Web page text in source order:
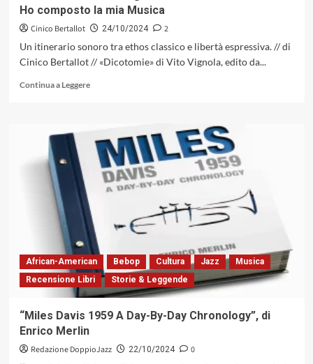
Ho composto la mia Musica
Cinico Bertallot 24/10/2024
2
Un itinerario sonoro tra ethos classico e libertà espressiva. // di
Cinico Bertallot // «Dicotomie» di Vito Vignola, edito da...
Continua a LeggereLeggi
«Dicotomie»
di
Vito
Vignola.
scritto
la
mia
Anima.
Ho
composto
la
mia
African-American Bebop Cultura Jazz
Musica
Recensione Libri
Storie & Leggende
“Miles Davis 1959 A Day-By-Day Chronology”, di
Enrico Merlin
Redazione DoppioJazz 22/10/2024
0